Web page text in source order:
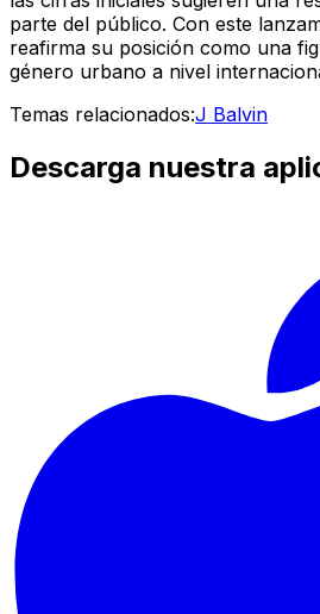
parte del público. Con este
reafirma su posición como una
género urbano a nivel
Temas relacionados:J Balvin
Descarga nuestra